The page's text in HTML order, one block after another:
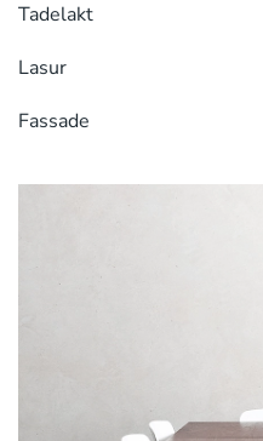
Tadelakt
Lasur
Fassade